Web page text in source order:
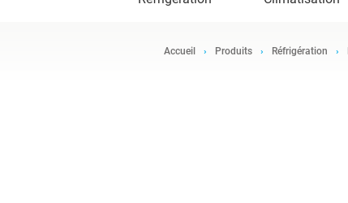
Accueil Produits Réfrigération